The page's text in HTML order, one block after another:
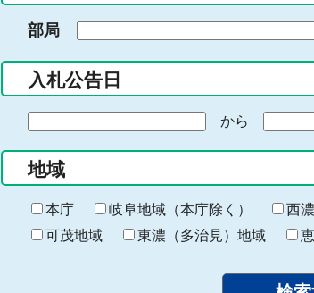
入
力
部局
入札公告日
の
始
ま
り
から
終
わ
り
地域
本庁 岐阜地域（本庁除く） 西
可茂地域
東濃（多治見）地域